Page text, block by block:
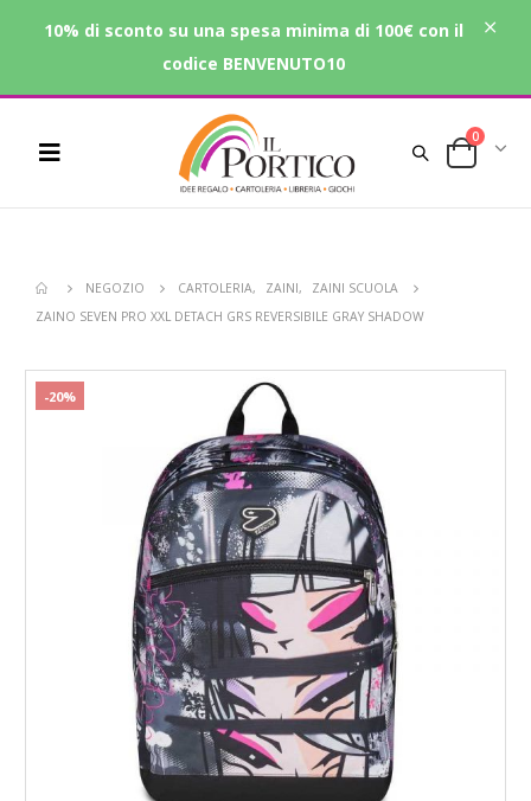
0
NEGOZIO CARTOLERIA, ZAINI,
ZAINI SCUOLA
ZAINO SEVEN PRO XXL DETACH GRS REVERSIBILE GRAY SHADOW
-20%
10% di sconto su una spesa minima di 100€ con il
codice BENVENUTO10